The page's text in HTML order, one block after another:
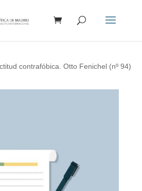
contrafóbica. Otto Fenichel (nº 94)